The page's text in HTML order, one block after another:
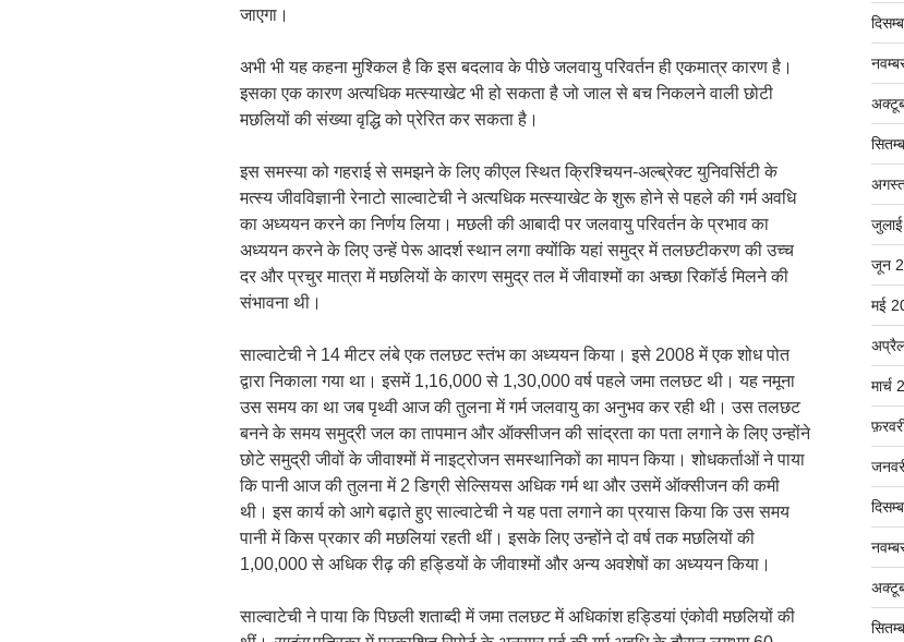
जाएगा।
अभी भी यह कहना मुश्किल है कि इस बदलाव के पीछे जलवायु परिवर्तन ही एकमात्र कारण है।
इसका एक कारण अत्यधिक मत्स्याखेट भी हो सकता है जो जाल से बच निकलने वाली छोटी
मछलियों की संख्या वृद्धि को प्रेरित कर सकता है।
इस समस्या को गहराई से समझने के लिए कीएल स्थित क्रिश्चियन-अल्ब्रेक्ट युनिवर्सिटी के
मत्स्य जीवविज्ञानी रेनाटो साल्वाटेची ने अत्यधिक मत्स्याखेट के शुरू होने से पहले की गर्म अवधि
का अध्ययन करने का निर्णय लिया। मछली की आबादी पर जलवायु परिवर्तन के प्रभाव का
अध्ययन करने के लिए उन्हें पेरू आदर्श स्थान लगा क्योंकि यहां समुद्र में तलछटीकरण की उच्च
दर और प्रचुर मात्रा में मछलियों के कारण समुद्र तल में जीवाश्मों का अच्छा रिकॉर्ड मिलने की
संभावना थी।
साल्वाटेची ने 14 मीटर लंबे एक तलछट स्तंभ का अध्ययन किया। इसे 2008 में एक शोध पोत
द्वारा निकाला गया था। इसमें 1,16,000 से 1,30,000 वर्ष पहले जमा तलछट थी। यह नमूना
उस समय का था जब पृथ्वी आज की तुलना में गर्म जलवायु का अनुभव कर रही थी। उस तलछट
बनने के समय समुद्री जल का तापमान और ऑक्सीजन की सांद्रता का पता लगाने के लिए उन्होंने
छोटे समुद्री जीवों के जीवाश्मों में नाइट्रोजन समस्थानिकों का मापन किया। शोधकर्ताओं ने पाया
कि पानी आज की तुलना में 2 डिग्री सेल्सियस अधिक गर्म था और उसमें ऑक्सीजन की कमी
थी। इस कार्य को आगे बढ़ाते हुए साल्वाटेची ने यह पता लगाने का प्रयास किया कि उस समय
पानी में किस प्रकार की मछलियां रहती थीं। इसके लिए उन्होंने दो वर्ष तक मछलियों की
1,00,000 से अधिक रीढ़ की हड्डियों के जीवाश्मों और अन्य अवशेषों का अध्ययन किया।
साल्वाटेची ने पाया कि पिछली शताब्दी में जमा तलछट में अधिकांश हड्डियां एंकोवी मछलियों की
जून
मई
मार्च